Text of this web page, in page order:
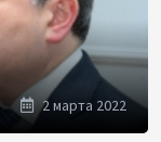
2 марта 2022